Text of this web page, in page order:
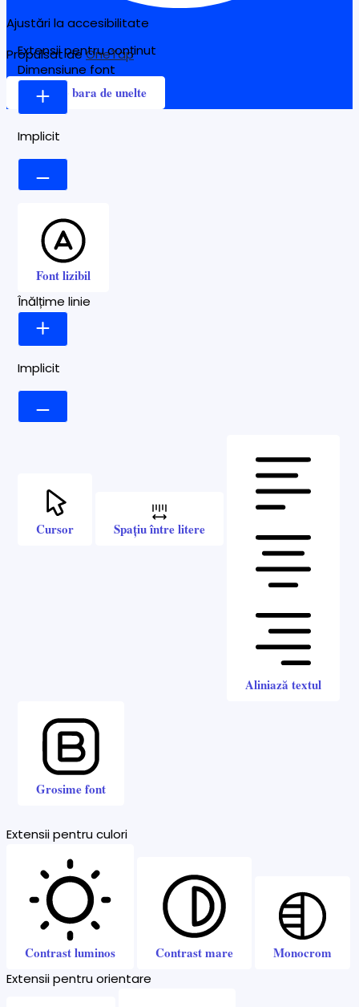
Ajustări la accesibilitate
Propulsat deOneTap
Ascunde bara de unelte
Extensii pentru conținut
Dimensiune font
Implicit
Font lizibil
Înălțime linie
Implicit
Cursor Spațiu între litere
Aliniază textul
Grosime font
Extensii pentru culori
Contrast luminos Contrast mare Monocrom
Extensii pentru orientare